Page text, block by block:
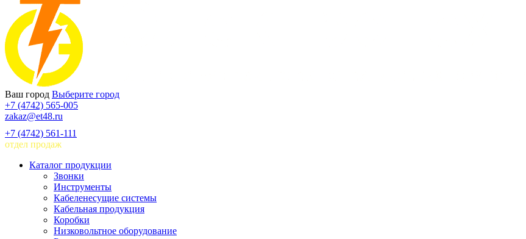
Ваш город Выберите город
+7 (4742) 565-005
zakaz@et48.ru
+7 (4742) 561-111
отдел продаж
Каталог продукции
Звонки
Инструменты
Кабеленесущие системы
Кабельная продукция
Коробки
Низковольтное оборудование